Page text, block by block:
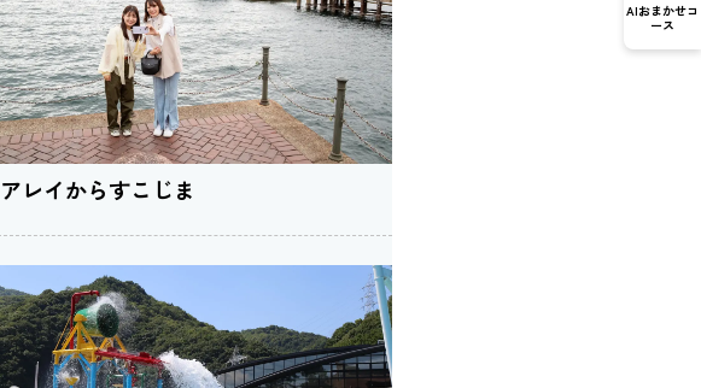
アレイからすこじま
AIおまかせコ
ース